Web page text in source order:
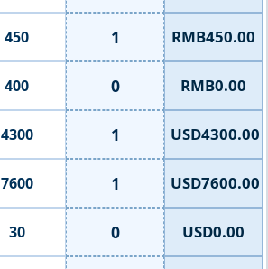
450 1 RMB450.00
400 0 RMB0.00
4300 1 USD4300.00
7600 1 USD7600.00
30 0 USD0.00